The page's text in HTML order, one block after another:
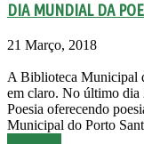
DIA MUNDIAL DA
21 Março, 2018
A Biblioteca Municipal
em claro. No último dia
Poesia oferecendo
Municipal do Porto